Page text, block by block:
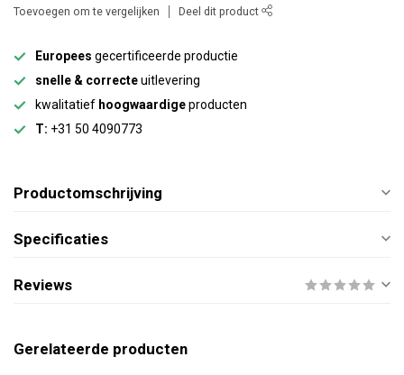
Toevoegen om te vergelijken Deel dit product
Europees gecertificeerde productie
snelle & correcteuitlevering
kwalitatief hoogwaardigeproducten
T: +31 50 4090773
Productomschrijving
Specificaties
Reviews
Gerelateerde producten